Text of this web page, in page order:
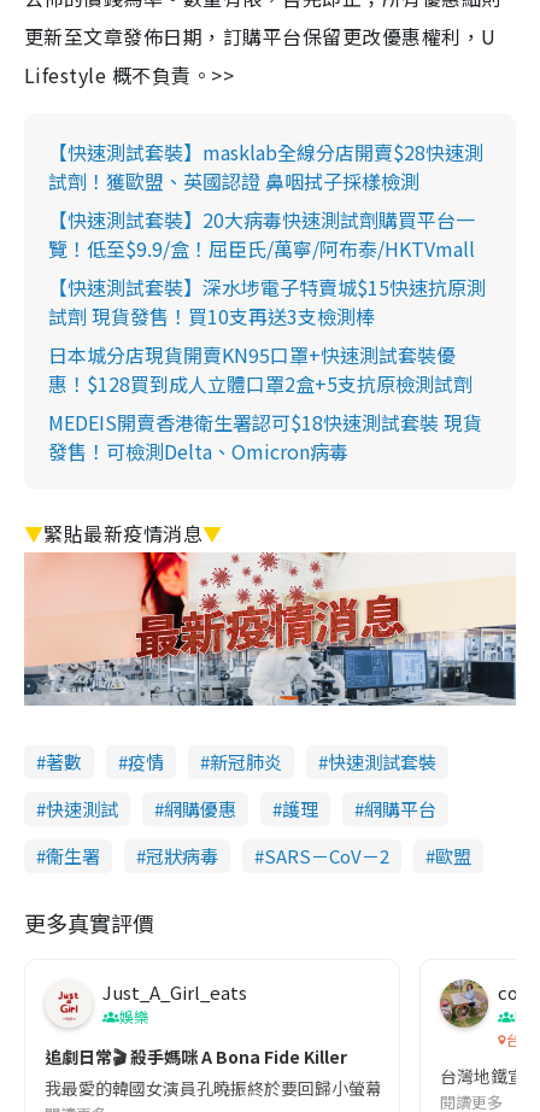
更新至文章發佈日期，訂購平台保留更改優惠權利，U
Lifestyle 概不負責。>>
【快速測試套裝】masklab全線分店開賣$28快速測
試劑！獲歐盟、英國認證 鼻咽拭子採樣檢測
【快速測試套裝】20大病毒快速測試劑購買平台一
覽！低至$9.9/盒！屈臣氏/萬寧/阿布泰/HKTVmall
【快速測試套裝】深水埗電子特賣城$15快速抗原測
試劑 現貨發售！買10支再送3支檢測棒
日本城分店現貨開賣KN95口罩+快速測試套裝優
惠！$128買到成人立體口罩2盒+5支抗原檢測試劑
MEDEIS開賣香港衛生署認可$18快速測試套裝 現貨
發售！可檢測Delta、Omicron病毒
▼緊貼最新疫情消息▼
著數 疫情 新冠肺炎
快速測試套裝
快速測試
網購優惠 護理
網購平台
衞生署
冠狀病毒 SARS－CoV－2 歐盟
更多真實評價
Just_A_Girl_eats
娛樂
追劇日常🎬 殺手媽咪 A Bona Fide Killer
我最愛的韓國女演員孔曉振終於要回歸小螢幕啦!這次的劇本改編
co
吹
台灣
台灣地鐵宣
閱讀更多